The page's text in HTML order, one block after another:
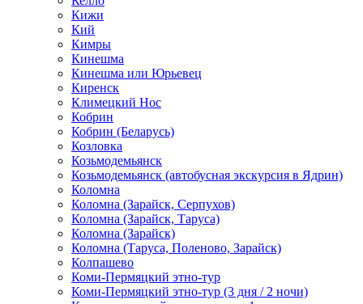
Кижи
Кий
Кимры
Кинешма
Кинешма или Юрьевец
Киренск
Климецкий Нос
Кобрин
Кобрин (Беларусь)
Козловка
Козьмодемьянск
Козьмодемьянск (автобусная экскурсия в Ядрин)
Коломна
Коломна (Зарайск, Серпухов)
Коломна (Зарайск, Таруса)
Коломна (Зарайск)
Коломна (Таруса, Поленово, Зарайск)
Колпашево
Коми-Пермяцкий этно-тур
Коми-Пермяцкий этно-тур (3 дня / 2 ночи)